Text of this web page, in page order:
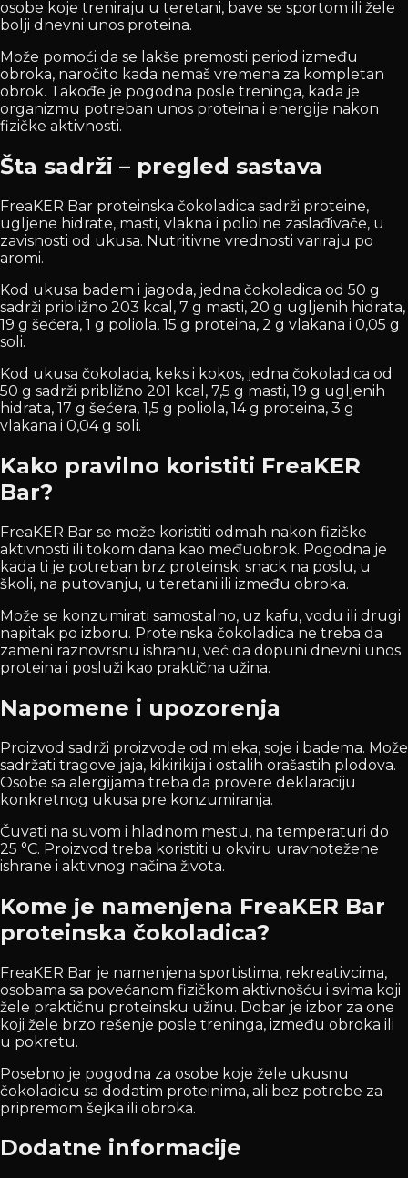
osobe koje treniraju u teretani, bave se sportom ili žele
bolji dnevni unos proteina.
Može pomoći da se lakše premosti period između
obroka, naročito kada nemaš vremena za kompletan
obrok. Takođe je pogodna posle treninga, kada je
organizmu potreban unos proteina i energije nakon
fizičke aktivnosti.
Šta sadrži – pregled sastava
FreaKER Bar proteinska čokoladica sadrži proteine,
ugljene hidrate, masti, vlakna i poliolne zaslađivače, u
zavisnosti od ukusa. Nutritivne vrednosti variraju po
aromi.
Kod ukusa badem i jagoda, jedna čokoladica od 50 g
sadrži približno 203 kcal, 7 g masti, 20 g ugljenih hidrata,
19 g šećera, 1 g poliola, 15 g proteina, 2 g vlakana i 0,05 g
soli.
Kod ukusa čokolada, keks i kokos, jedna čokoladica od
50 g sadrži približno 201 kcal, 7,5 g masti, 19 g ugljenih
hidrata, 17 g šećera, 1,5 g poliola, 14 g proteina, 3 g
vlakana i 0,04 g soli.
Kako pravilno koristiti FreaKER
Bar?
FreaKER Bar se može koristiti odmah nakon fizičke
aktivnosti ili tokom dana kao međuobrok. Pogodna je
kada ti je potreban brz proteinski snack na poslu, u
školi, na putovanju, u teretani ili između obroka.
Može se konzumirati samostalno, uz kafu, vodu ili drugi
napitak po izboru. Proteinska čokoladica ne treba da
zameni raznovrsnu ishranu, već da dopuni dnevni unos
proteina i posluži kao praktična užina.
Napomene i upozorenja
Proizvod sadrži proizvode od mleka, soje i badema. Može
sadržati tragove jaja, kikirikija i ostalih orašastih plodova.
Osobe sa alergijama treba da provere deklaraciju
konkretnog ukusa pre konzumiranja.
Čuvati na suvom i hladnom mestu, na temperaturi do
25 °C. Proizvod treba koristiti u okviru uravnotežene
ishrane i aktivnog načina života.
Kome je namenjena FreaKER Bar
proteinska čokoladica?
FreaKER Bar je namenjena sportistima, rekreativcima,
osobama sa povećanom fizičkom aktivnošću i svima koji
žele praktičnu proteinsku užinu. Dobar je izbor za one
koji žele brzo rešenje posle treninga, između obroka ili
u pokretu.
Posebno je pogodna za osobe koje žele ukusnu
čokoladicu sa dodatim proteinima, ali bez potrebe za
pripremom šejka ili obroka.
Dodatne informacije